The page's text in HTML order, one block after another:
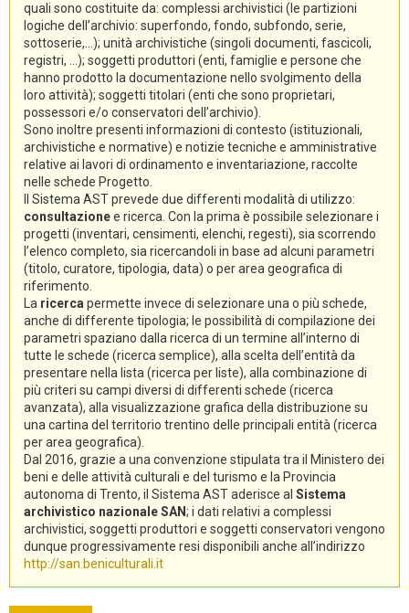
quali sono costituite da: complessi archivistici (le partizioni
logiche dell’archivio: superfondo, fondo, subfondo, serie,
sottoserie,...); unità archivistiche (singoli documenti, fascicoli,
registri, ...); soggetti produttori (enti, famiglie e persone che
hanno prodotto la documentazione nello svolgimento della
loro attività); soggetti titolari (enti che sono proprietari,
possessori e/o conservatori dell’archivio).
Sono inoltre presenti informazioni di contesto (istituzionali,
archivistiche e normative) e notizie tecniche e amministrative
relative ai lavori di ordinamento e inventariazione, raccolte
nelle schede Progetto.
Il Sistema AST prevede due differenti modalità di utilizzo:
consultazionee ricerca. Con la prima è possibile selezionare i
progetti (inventari, censimenti, elenchi, regesti), sia scorrendo
l’elenco completo, sia ricercandoli in base ad alcuni parametri
(titolo, curatore, tipologia, data) o per area geografica di
riferimento.
La ricerca permette invece di selezionare una o più schede,
anche di differente tipologia; le possibilità di compilazione dei
parametri spaziano dalla ricerca di un termine all’interno di
tutte le schede (ricerca semplice), alla scelta dell’entità da
presentare nella lista (ricerca per liste), alla combinazione di
più criteri su campi diversi di differenti schede (ricerca
avanzata), alla visualizzazione grafica della distribuzione su
una cartina del territorio trentino delle principali entità (ricerca
per area geografica).
Dal 2016, grazie a una convenzione stipulata tra il Ministero dei
beni e delle attività culturali e del turismo e la Provincia
autonoma di Trento, il Sistema AST aderisce al Sistema
archivistico nazionale SAN; i dati relativi a complessi
archivistici, soggetti produttori e soggetti conservatori vengono
dunque progressivamente resi disponibili anche all’indirizzo
http://san.beniculturali.it